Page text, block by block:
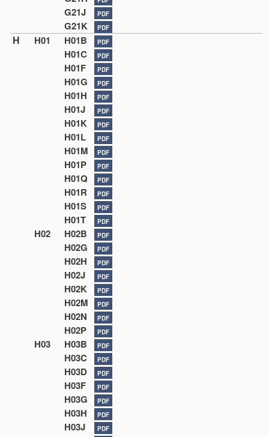
G21J PDF
G21K PDF
H H01 H01B PDF
H01C PDF
H01F PDF
H01G PDF
H01H PDF
H01J PDF
H01K PDF
H01L PDF
H01M PDF
H01P PDF
H01Q PDF
H01R PDF
H01S PDF
H01T PDF
H02 H02B PDF
H02G PDF
H02H PDF
H02J PDF
H02K PDF
H02M PDF
H02N PDF
H02P PDF
H03 H03B PDF
H03C PDF
H03D PDF
H03F PDF
H03G PDF
H03H PDF
H03J PDF